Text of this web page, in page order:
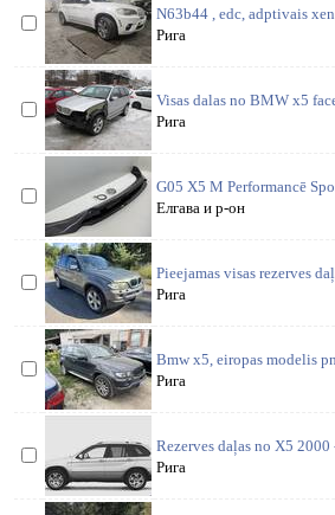
N63b44 , edc, adptivais
Рига
Visas dalas no BMW x5
Рига
G05 X5 M Performancē
Елгава и р-он
Pieejamas visas rezerves
Рига
Bmw x5, eiropas modelis
Рига
Rezerves daļas no X5
Рига